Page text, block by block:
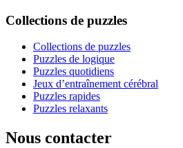
Collections de puzzles
Collections de puzzles
Puzzles de logique
Puzzles quotidiens
Jeux d’entraînement cérébral
Puzzles rapides
Puzzles relaxants
Nous contacter